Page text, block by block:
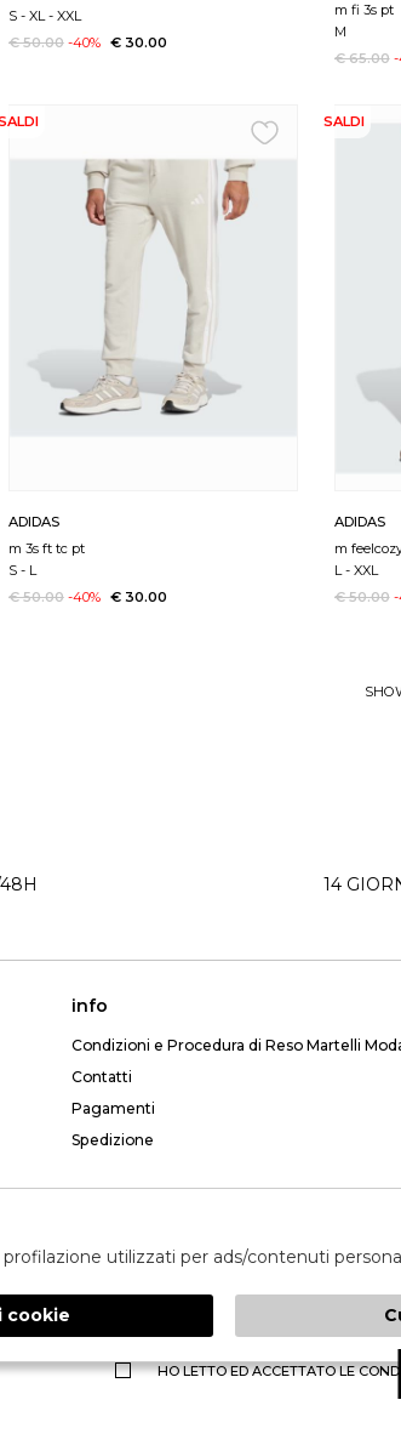
S -XL-XXL
€ 50.00 -40% € 30.00
m fi 3s pt
M
€ 65.00 -
ADIDAS
m 3s ft tc pt
S -L
€ 50.00 -40% € 30.00
SALDI
ADIDAS
m
L-XXL
€ 50.00 -
14
info
Condizioni e Procedura di Reso Martelli
Contatti
Pagamenti
Spedizione
8268
HO LETTO ED ACCETTATO LE
utilizzati per ads/contenuti